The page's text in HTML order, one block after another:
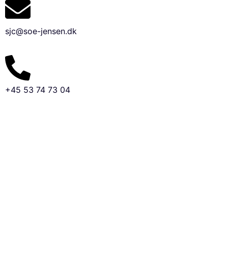
sjc@soe-jensen.dk
+45 53 74 73 04